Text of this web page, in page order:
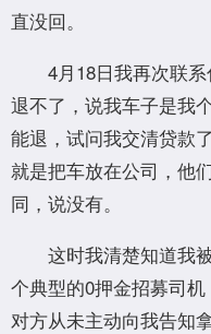
直没回。
4月18日我再次联
退不了，说我车子是我
能退，试问我交清贷款
就是把车放在公司，他
同，说没有。
这时我清楚知道我
个典型的0押金招募司
对方从未主动向我告知